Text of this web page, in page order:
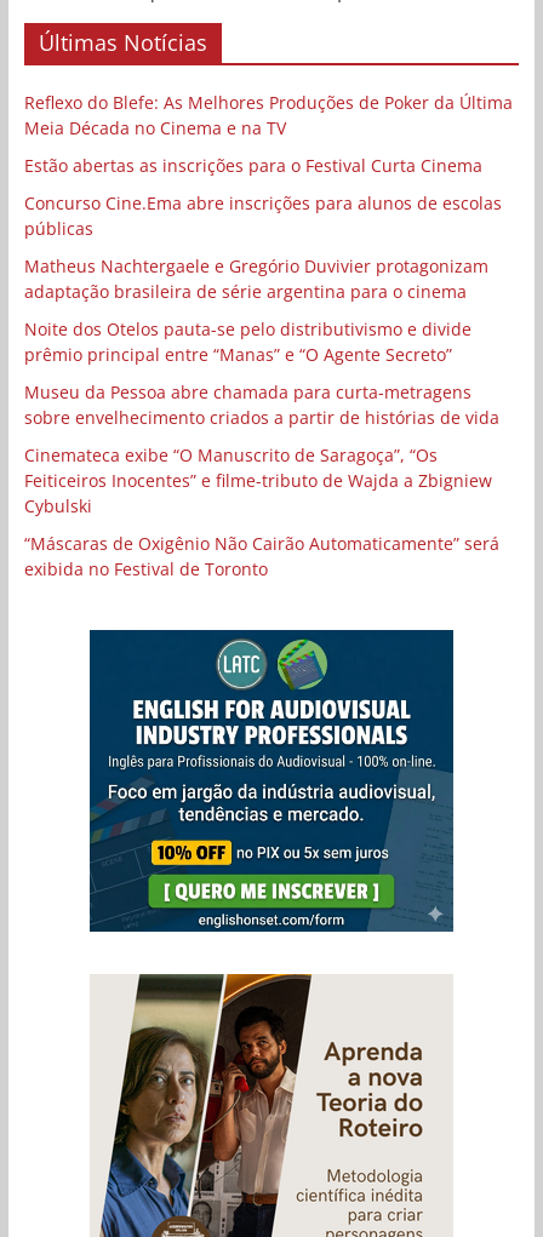
Últimas Notícias
Reflexo do Blefe: As Melhores Produções de Poker da Última
Meia Década no Cinema e na TV
Estão abertas as inscrições para o Festival Curta Cinema
Concurso Cine.Ema abre inscrições para alunos de escolas
públicas
Matheus Nachtergaele e Gregório Duvivier protagonizam
adaptação brasileira de série argentina para o cinema
Noite dos Otelos pauta-se pelo distributivismo e divide
prêmio principal entre “Manas” e “O Agente Secreto”
Museu da Pessoa abre chamada para curta-metragens
sobre envelhecimento criados a partir de histórias de vida
Cinemateca exibe “O Manuscrito de Saragoça”, “Os
Feiticeiros Inocentes” e filme-tributo de Wajda a Zbigniew
Cybulski
“Máscaras de Oxigênio Não Cairão Automaticamente” será
exibida no Festival de Toronto